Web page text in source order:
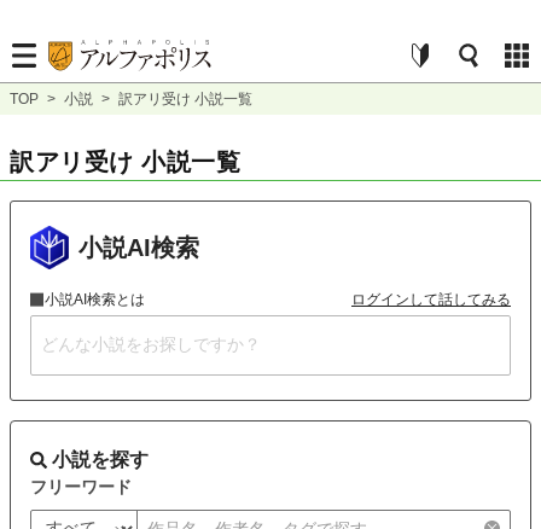
TOP > 小説 > 訳アリ受け 小説一覧
訳アリ受け 小説一覧
小説AI検索
小説AI検索とは ログインして話してみる
小説を探す
フリーワード